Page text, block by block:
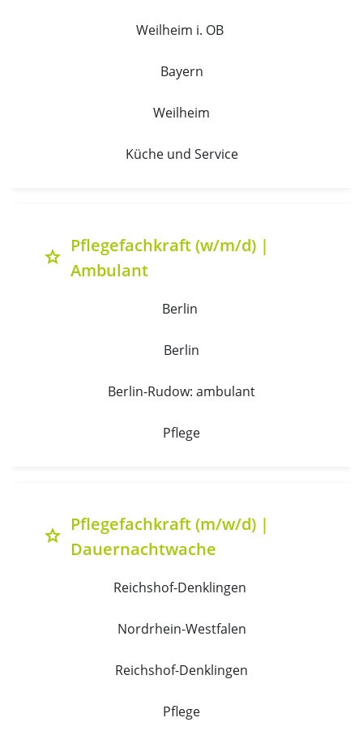
Weilheim i. OB
Bayern
Weilheim
Küche und Service
grade
Pflegefachkraft (w/m/d) |
Ambulant
Berlin
Berlin
Berlin-Rudow: ambulant
Pflege
grade
Pflegefachkraft (m/w/d) |
Dauernachtwache
Reichshof-Denklingen
Nordrhein-Westfalen
Reichshof-Denklingen
Pflege